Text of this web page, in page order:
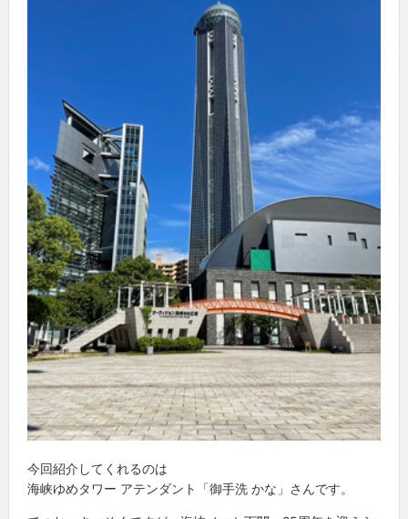
今回紹介してくれるのは
海峡ゆめタワー アテンダント「御手洗 かな」さんです。